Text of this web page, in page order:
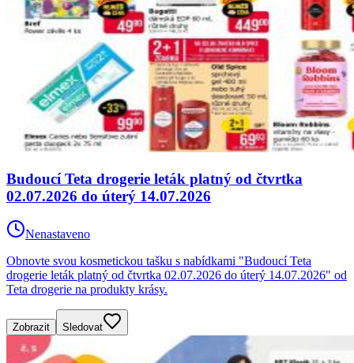
Budoucí Teta drogerie leták platný od čtvrtka
02.07.2026 do úterý 14.07.2026
Nenastaveno
Obnovte svou kosmetickou tašku s nabídkami "Budoucí Teta
drogerie leták platný od čtvrtka 02.07.2026 do úterý 14.07.2026" od
Teta drogerie na produkty krásy.
Zobrazit Sledovat